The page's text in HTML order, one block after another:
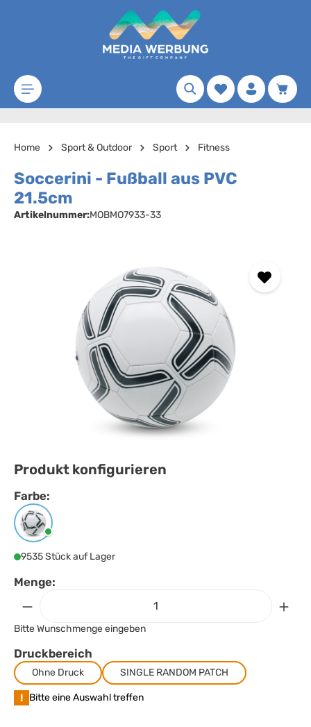
Zum Hauptinhalt springen
Merkzettel
Home Sport & Outdoor Sport Fitness
Soccerini - Fußball aus PVC
21.5cm
Artikelnummer:MOBMO7933-33
Produkt konfigurieren
Farbe:
Farbeauswählen
Weiß/schwarz
9535 Stück auf Lager
Menge:
Bitte Wunschmenge eingeben
Druckbereich
Ohne Druck SINGLE RANDOM PATCH
! Bitte eine Auswahl treffen